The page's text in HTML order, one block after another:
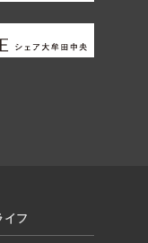
防
速
イフ